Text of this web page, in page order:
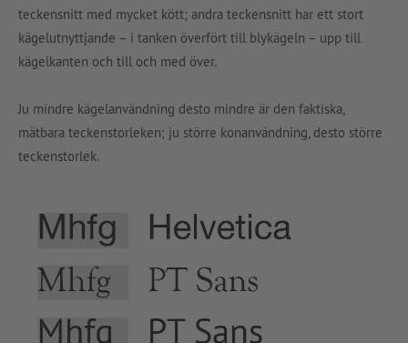
teckensnitt med mycket kött; andra teckensnitt har ett stort
kägelutnyttjande – i tanken överfört till blykägeln – upp till
kägelkanten och till och med över.
Ju mindre kägelanvändning desto mindre är den faktiska,
mätbara teckenstorleken; ju större konanvändning, desto större
teckenstorlek.